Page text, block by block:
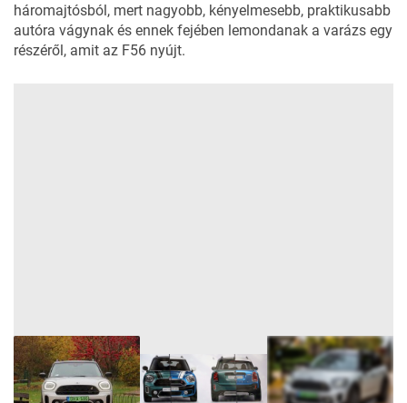
háromajtósból, mert nagyobb, kényelmesebb, praktikusabb
autóra vágynak és ennek fejében lemondanak a varázs egy
részéről, amit az F56 nyújt.